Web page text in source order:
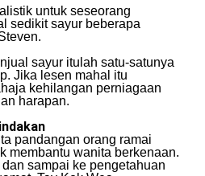
untuk seseorang
sedikit sayur beberapa
sayur itulah satu-satunya
Jika lesen mahal itu
kehilangan perniagaan
harapan.
pandangan orang ramai
membantu wanita berkenaan.
sampai ke pengetahuan